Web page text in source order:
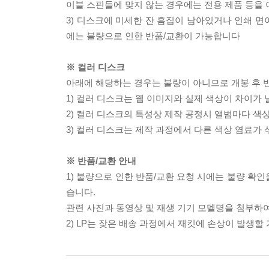
이블 스핀들에 맞지 않는 경우에는 전용 제품 등
3) 디스크에 미세한 잔 흠집이 남아있거나 인쇄
에는 불량으로 인한 반품/교환이 가능합니다
※ 컬러 디스크
아래에 해당하는 경우는 불량이 아니므로 개봉 후
1) 컬러 디스크는 웹 이미지와 실제 색상이 차이가
2) 컬러 디스크의 특성상 제작 공정시 앨범마다 색
3) 컬러 디스크는 제작 과정에서 다른 색상 염료가
※ 반품/교환 안내
1) 불량으로 인한 반품/교환 요청 시에는 불량 확
습니다.
관련 사진과 동영상 및 재생 기기 모델명을 첨부하
2) LP는 잦은 배송 과정에서 재킷에 손상이 발생